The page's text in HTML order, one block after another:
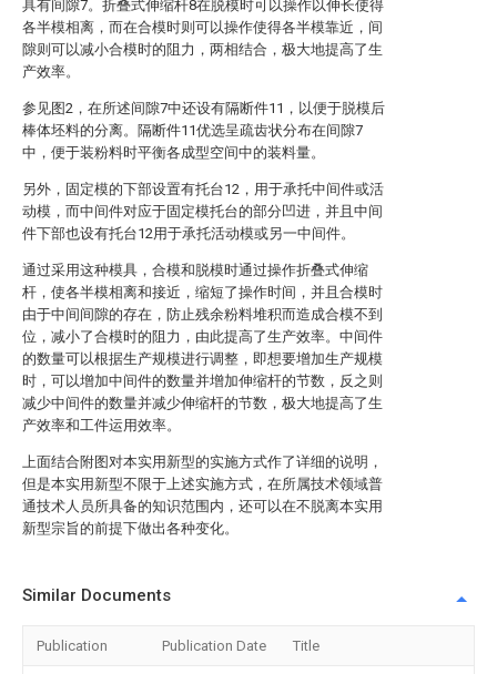
具有间隙7。折叠式伸缩杆8在脱模时可以操作以伸长使得
各半模相离，而在合模时则可以操作使得各半模靠近，间
隙则可以减小合模时的阻力，两相结合，极大地提高了生
产效率。
参见图2，在所述间隙7中还设有隔断件11，以便于脱模后
棒体坯料的分离。隔断件11优选呈疏齿状分布在间隙7
中，便于装粉料时平衡各成型空间中的装料量。
另外，固定模的下部设置有托台12，用于承托中间件或活
动模，而中间件对应于固定模托台的部分凹进，并且中间
件下部也设有托台12用于承托活动模或另一中间件。
通过采用这种模具，合模和脱模时通过操作折叠式伸缩
杆，使各半模相离和接近，缩短了操作时间，并且合模时
由于中间间隙的存在，防止残余粉料堆积而造成合模不到
位，减小了合模时的阻力，由此提高了生产效率。中间件
的数量可以根据生产规模进行调整，即想要增加生产规模
时，可以增加中间件的数量并增加伸缩杆的节数，反之则
减少中间件的数量并减少伸缩杆的节数，极大地提高了生
产效率和工件运用效率。
上面结合附图对本实用新型的实施方式作了详细的说明，
但是本实用新型不限于上述实施方式，在所属技术领域普
通技术人员所具备的知识范围内，还可以在不脱离本实用
新型宗旨的前提下做出各种变化。
Similar Documents
Publication Publication Date Title